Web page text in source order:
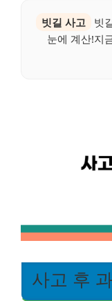
빗길 사고
빗
눈에 계산!지
사고 후